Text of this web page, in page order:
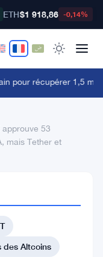
ETH$1 918,86 -0,14%
pour récupérer 1,5
approuve 53
mais Tether et
des Altcoins